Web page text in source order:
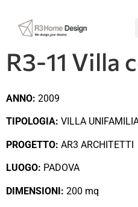
R3-11 Villa
ANNO: 2009
TIPOLOGIA: VILLA
PROGETTO: AR3 ARCHITETTI
LUOGO: PADOVA
DIMENSIONI: 200 mq